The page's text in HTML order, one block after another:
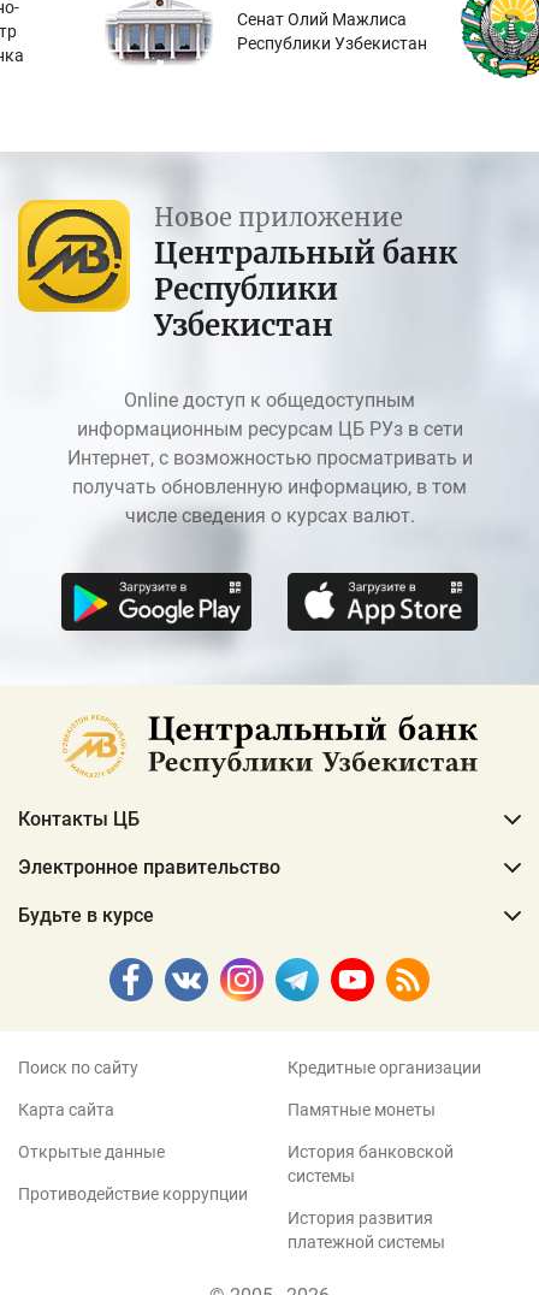
Сенат Олий Мажлиса
Республики Узбекистан
Новое приложение
Центральный банк
Республики
Узбекистан
Online доступ к общедоступным
информационным ресурсам ЦБ РУз в сети
Интернет, с возможностью просматривать и
получать обновленную информацию, в том
числе сведения о курсах валют.
Контакты ЦБ
Электронное правительство
Будьте в курсе
Поиск по сайту
Карта сайта
Открытые данные
Противодействие коррупции
Кредитные организации
Памятные монеты
История банковской
системы
История развития
платежной системы